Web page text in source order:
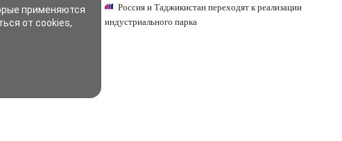
Россия и Таджикистан переходят к реализации
индустриального парка
применяются
от cookies,